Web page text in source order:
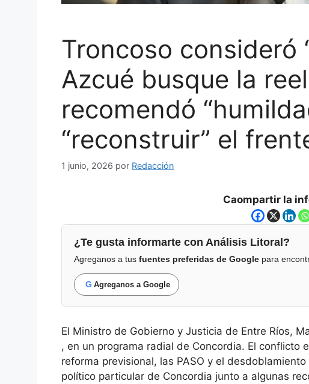
Troncoso consideró
Azcué busque la
recomendó
“reconstruir” el
1 junio, 2026 por Redacción
Caompartir la
¿Te gusta informarte con Análisis Litoral?
Agreganos a tus fuentes preferidas de Google para
G Agreganos a Google
El Ministro de Gobierno y Justicia de Entre Ríos,
, en un programa radial de Concordia. El conflicto
reforma previsional, las PASO y el
político particular de Concordia junto a algunas